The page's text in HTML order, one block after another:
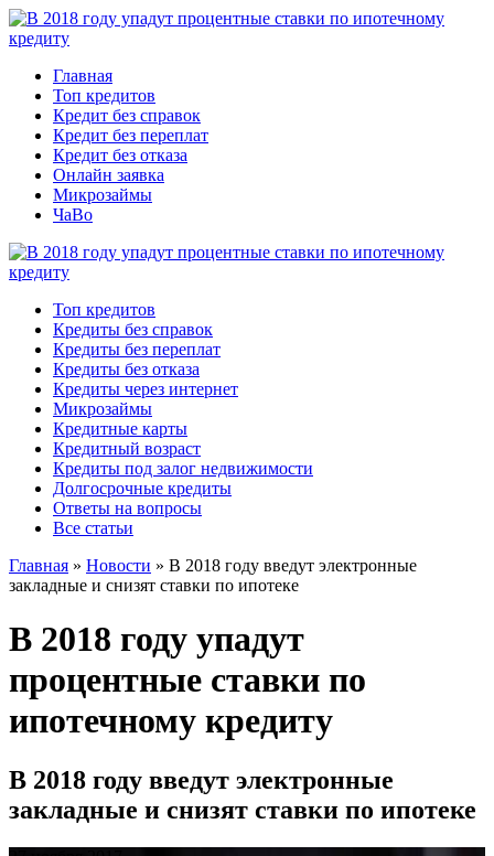
Главная
Топ кредитов
Кредит без справок
Кредит без переплат
Кредит без отказа
Онлайн заявка
Микрозаймы
ЧаВо
Топ кредитов
Кредиты без справок
Кредиты без переплат
Кредиты без отказа
Кредиты через интернет
Микрозаймы
Кредитные карты
Кредитный возраст
Кредиты под залог недвижимости
Долгосрочные кредиты
Ответы на вопросы
Все статьи
Главная » Новости » В 2018 году введут электронные
закладные и снизят ставки по ипотеке
В 2018 году упадут
процентные ставки по
ипотечному кредиту
В 2018 году введут электронные
закладные и снизят ставки по ипотеке